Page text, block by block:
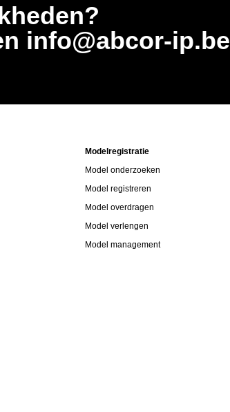
info@abcor-ip.be
Modelregistratie
Model onderzoeken
Model registreren
Model overdragen
Model verlengen
Model management